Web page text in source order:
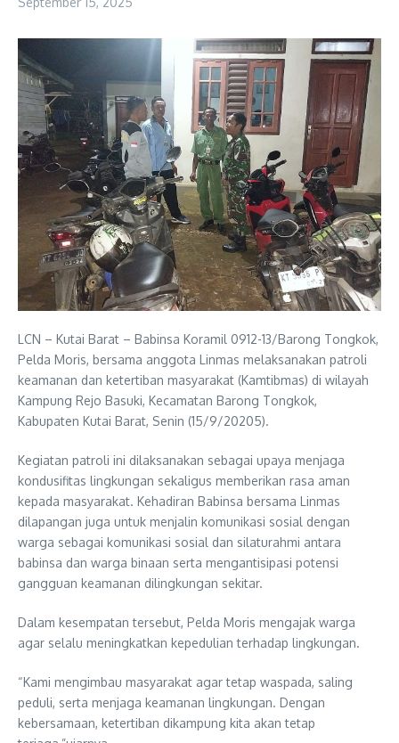
LCN – Kutai Barat – Babinsa Koramil 0912-13/Barong Tongkok,
Pelda Moris, bersama anggota Linmas melaksanakan patroli
keamanan dan ketertiban masyarakat (Kamtibmas) di wilayah
Kampung Rejo Basuki, Kecamatan Barong Tongkok,
Kabupaten Kutai Barat, Senin (15/9/20205).
Kegiatan patroli ini dilaksanakan sebagai upaya menjaga
kondusifitas lingkungan sekaligus memberikan rasa aman
kepada masyarakat. Kehadiran Babinsa bersama Linmas
dilapangan juga untuk menjalin komunikasi sosial dengan
warga sebagai komunikasi sosial dan silaturahmi antara
babinsa dan warga binaan serta mengantisipasi potensi
gangguan keamanan dilingkungan sekitar.
Dalam kesempatan tersebut, Pelda Moris mengajak warga
agar selalu meningkatkan kepedulian terhadap lingkungan.
“Kami mengimbau masyarakat agar tetap waspada, saling
peduli, serta menjaga keamanan lingkungan. Dengan
kebersamaan, ketertiban dikampung kita akan tetap